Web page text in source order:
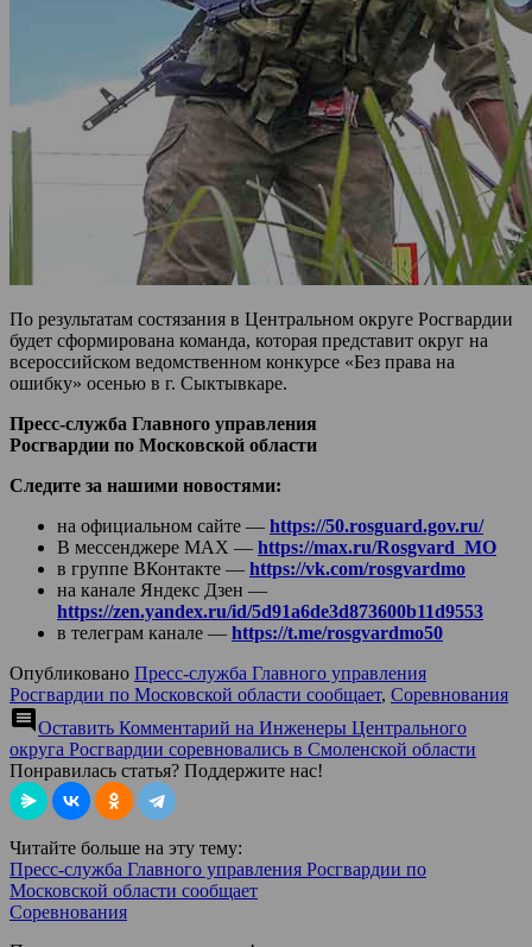
По результатам состязания в Центральном округе Росгвардии
будет сформирована команда, которая представит округ на
всероссийском ведомственном конкурсе «Без права на
ошибку» осенью в г. Сыктывкаре.
Пресс-служба Главного управления
Росгвардии по Московской области
Следите за нашими новостями:
на официальном сайте — https://50.rosguard.gov.ru/
В мессенджере МАХ — https://max.ru/Rosgvard_MO
в группе ВКонтакте — https://vk.com/rosgvardmo
на канале Яндекс Дзен —
https://zen.yandex.ru/id/5d91a6de3d873600b11d9553
в телеграм канале — https://t.me/rosgvardmo50
Опубликовано Пресс-служба Главного управления
Росгвардии по Московской области сообщает, Соревнования
comment Оставить Комментарий на Инженеры Центрального
округа Росгвардии соревновались в Смоленской области
Понравилась статья? Поддержите нас!
Читайте больше на эту тему:
Пресс-служба Главного управления Росгвардии по
Московской области сообщает
Соревнования